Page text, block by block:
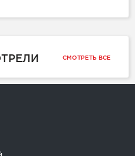
СМОТРЕТЬ ВСЕ